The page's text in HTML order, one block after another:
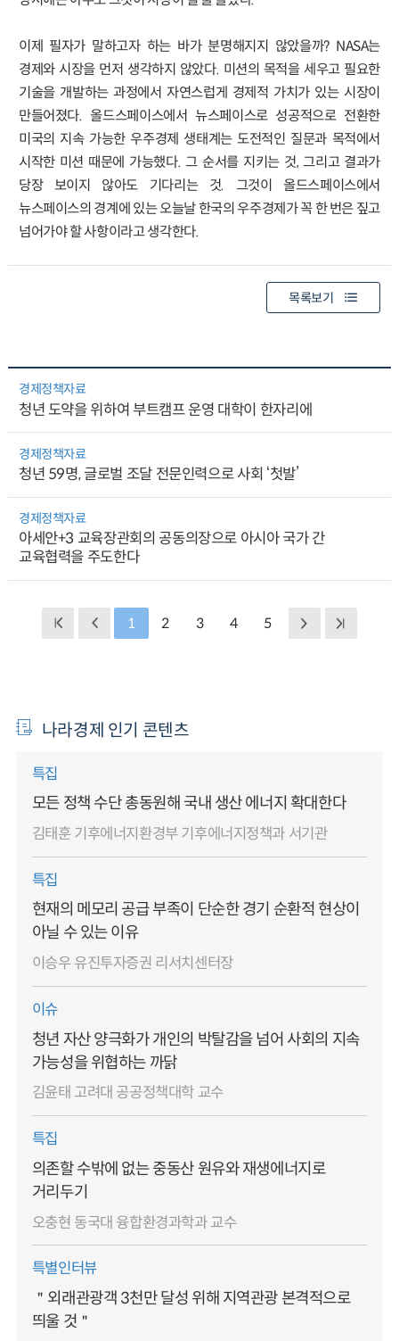
이제 필자가 말하고자 하는 바가 분명해지지 않았을까? NASA는
경제와 시장을 먼저 생각하지 않았다. 미션의 목적을 세우고 필요한
기술을 개발하는 과정에서 자연스럽게 경제적 가치가 있는 시장이
만들어졌다. 올드스페이스에서 뉴스페이스로 성공적으로 전환한
미국의 지속 가능한 우주경제 생태계는 도전적인 질문과 목적에서
시작한 미션 때문에 가능했다. 그 순서를 지키는 것, 그리고 결과가
당장 보이지 않아도 기다리는 것. 그것이 올드스페이스에서
뉴스페이스의 경계에 있는 오늘날 한국의 우주경제가 꼭 한 번은 짚고
넘어가야 할 사항이라고 생각한다.
목록보기
경제정책자료
청년 도약을 위하여 부트캠프 운영 대학이 한자리에
경제정책자료
청년 59명, 글로벌 조달 전문인력으로 사회 ‘첫발’
경제정책자료
아세안+3 교육장관회의 공동의장으로 아시아 국가 간
교육협력을 주도한다
1 2 3 4 5
나라경제 인기 콘텐츠
특집
모든 정책 수단 총동원해 국내 생산 에너지 확대한다
김태훈 기후에너지환경부 기후에너지정책과 서기관
특집
현재의 메모리 공급 부족이 단순한 경기 순환적 현상이
아닐 수 있는 이유
이승우 유진투자증권 리서치센터장
이슈
청년 자산 양극화가 개인의 박탈감을 넘어 사회의 지속
가능성을 위협하는 까닭
김윤태 고려대 공공정책대학 교수
특집
의존할 수밖에 없는 중동산 원유와 재생에너지로
거리두기
오충현 동국대 융합환경과학과 교수
특별인터뷰
＂외래관광객 3천만 달성 위해 지역관광 본격적으로
띄울 것＂